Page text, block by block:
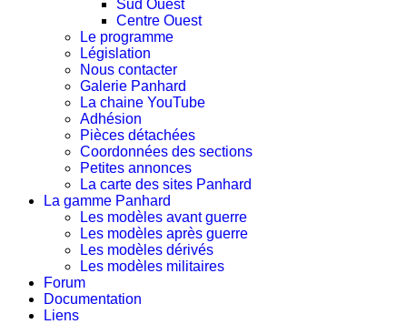
Sud Ouest
Centre Ouest
Le programme
Législation
Nous contacter
Galerie Panhard
La chaine YouTube
Adhésion
Pièces détachées
Coordonnées des sections
Petites annonces
La carte des sites Panhard
La gamme Panhard
Les modèles avant guerre
Les modèles après guerre
Les modèles dérivés
Les modèles militaires
Forum
Documentation
Liens